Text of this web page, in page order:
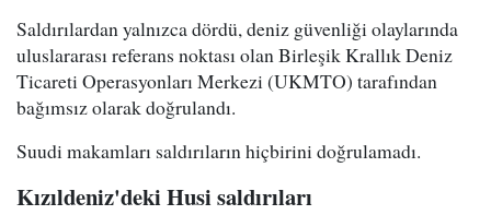
Saldırılardan yalnızca dördü, deniz güvenliği olaylarında
uluslararası referans noktası olan Birleşik Krallık Deniz
Ticareti Operasyonları Merkezi (UKMTO) tarafından
bağımsız olarak doğrulandı.
Suudi makamları saldırıların hiçbirini doğrulamadı.
Kızıldeniz'deki Husi saldırıları